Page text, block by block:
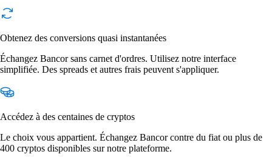
Obtenez des conversions quasi instantanées
Échangez Bancor sans carnet d'ordres. Utilisez notre interface
simplifiée. Des spreads et autres frais peuvent s'appliquer.
Accédez à des centaines de cryptos
Le choix vous appartient. Échangez Bancor contre du fiat ou plus de
400 cryptos disponibles sur notre plateforme.